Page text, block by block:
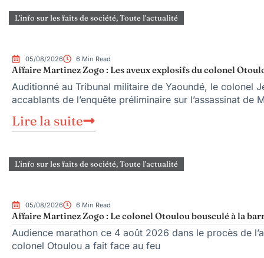
L'info sur les faits de société,Toute l'actualité
05/08/2026 6 Min Read
Affaire Martinez Zogo : Les aveux explosifs du colonel
Auditionné au Tribunal militaire de Yaoundé, le colonel
accablants de l’enquête préliminaire sur l’assassinat de
Lire la suite
L'info sur les faits de société,Toute l'actualité
05/08/2026 6 Min Read
Affaire Martinez Zogo : Le colonel Otoulou bousculé à la
Audience marathon ce 4 août 2026 dans le procès de
colonel Otoulou a fait face au feu